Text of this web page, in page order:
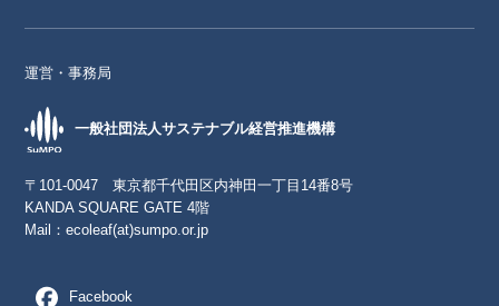
運営・事務局
一般社団法人サステナブル経営推進機構
〒101-0047 東京都千代田区内神田一丁目14番8号
KANDA SQUARE GATE 4階
Mail：ecoleaf(at)sumpo.or.jp
Facebook